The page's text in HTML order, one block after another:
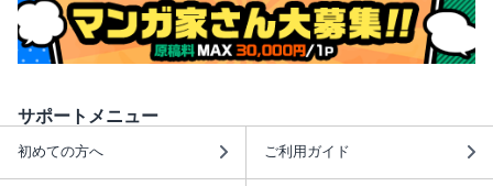
サポートメニュー
初めての方へ ご利用ガイド